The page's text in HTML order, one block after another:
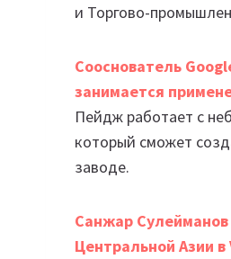
и Торгово-
Сооснователь
занимается
Пейдж работает с
который сможет
заводе.
Санжар
Центральной Азии в